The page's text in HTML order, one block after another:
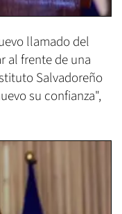
llamado del
al frente de una
Salvadoreño
su confianza",